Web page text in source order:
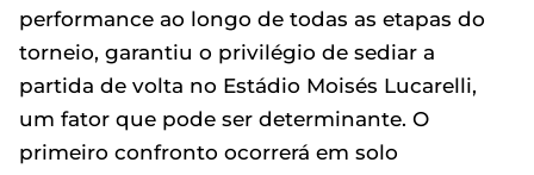
performance ao longo de todas as etapas do
torneio, garantiu o privilégio de sediar a
partida de volta no Estádio Moisés Lucarelli,
um fator que pode ser determinante. O
primeiro confronto ocorrerá em solo